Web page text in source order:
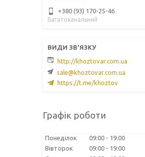
+380 (93) 170-25-46
Багатоканальний
http://khoztovar.com.ua
sale@khoztovar.com.ua
https://t.me/khoztov
Графік роботи
Понеділок 09:00
19:00
Вівторок
09:00
19:00